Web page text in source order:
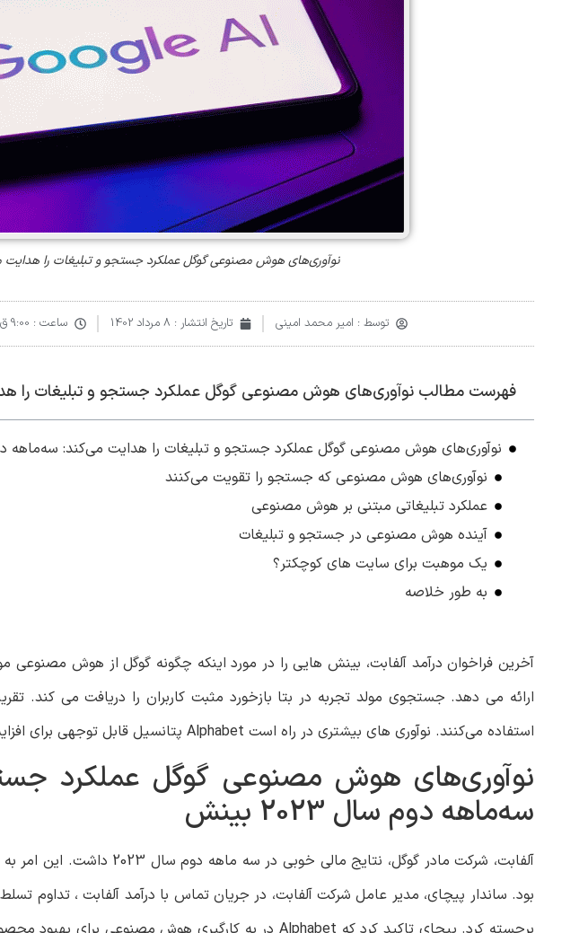
نوآوری‌های هوش مصنوعی گوگل عملکرد جستجو و تبلیغات را هدایت
توسط : امیر محمد امینی تاریخ انتشار : 8 مرداد 1402 ساعت : 9:00 ق.ظ
فهرست مطالب نوآوری‌های هوش مصنوعی گوگل عملکرد جستجو و تبلیغات را هدایت
نوآوری‌های هوش مصنوعی گوگل عملکرد جستجو و تبلیغات را هدایت می‌کند: سه‌ماهه دوم سال
نوآوری‌های هوش مصنوعی که جستجو را تقویت می‌کنند
عملکرد تبلیغاتی مبتنی بر هوش مصنوعی
آینده هوش مصنوعی در جستجو و تبلیغات
یک موهبت برای سایت های کوچکتر؟
به طور خلاصه
آخرین فراخوان درآمد آلفابت، بینش هایی را در مورد اینکه چگونه گوگل از هوش
استفاده می‌کنند. نوآوری های بیشتری در راه است Alphabet پتانسیل قابل توجهی برای افزایش جستجو و تبلیغات با هوش مصنوعی پیشرفته می بیند.
نوآوری‌های هوش مصنوعی گوگل عملکرد
سه‌ماهه دوم سال 2023 بینش
بود. ساندار پیچای، مدیر عامل شرکت آلفابت، در جریان تماس با درآمد آلفابت ،